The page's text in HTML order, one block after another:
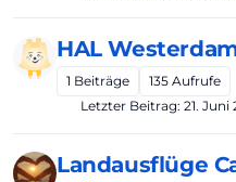
HAL
1 Beiträge 135 Aufrufe
Letzter Beitrag: 21. Juni
Landausflüge